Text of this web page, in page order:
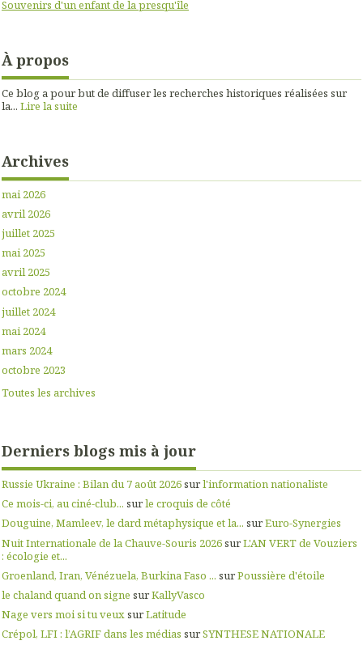
Souvenirs d'un enfant de la presqu'île
À propos
Ce blog a pour but de diffuser les recherches historiques réalisées sur
la... Lire la suite
Archives
mai 2026
avril 2026
juillet 2025
mai 2025
avril 2025
octobre 2024
juillet 2024
mai 2024
mars 2024
octobre 2023
Toutes les archives
Derniers blogs mis à jour
Russie Ukraine : Bilan du 7 août 2026surl'information nationaliste
Ce mois-ci, au ciné-club... surle croquis de côté
Douguine, Mamleev, le dard métaphysique et la... surEuro-Synergies
Nuit Internationale de la Chauve-Souris 2026surL'AN VERT de Vouziers
: écologie et...
Groenland, Iran, Vénézuela, Burkina Faso ... surPoussière d'étoile
le chaland quand on signe surKallyVasco
Nage vers moi si tu veuxsurLatitude
Crépol, LFI : l’AGRIF dans les médias surSYNTHESE NATIONALE